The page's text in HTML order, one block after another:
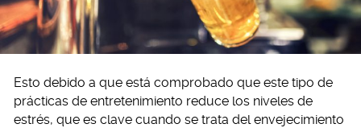
Esto debido a que está comprobado que este tipo de
prácticas de entretenimiento reduce los niveles de
estrés, que es clave cuando se trata del envejecimiento